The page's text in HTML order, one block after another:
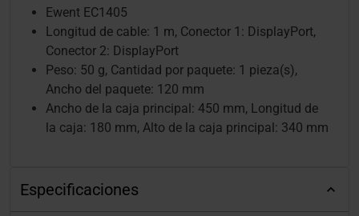
Ewent EC1405
Longitud de cable: 1 m, Conector 1: DisplayPort,
Conector 2: DisplayPort
Peso: 50 g, Cantidad por paquete: 1 pieza(s),
Ancho del paquete: 120 mm
Ancho de la caja principal: 450 mm, Longitud de
la caja: 180 mm, Alto de la caja principal: 340 mm
Especificaciones